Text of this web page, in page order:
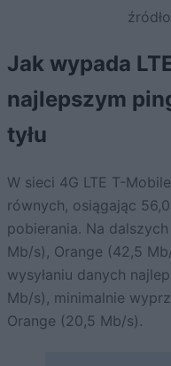
Jak wypada
najlepszym
tyłu
W sieci 4G LTE T-
równych, osiągając
pobierania. Na
Mb/s), Orange (42,5
wysyłaniu danych
Mb/s), minimalnie
Orange (20,5 Mb/s).